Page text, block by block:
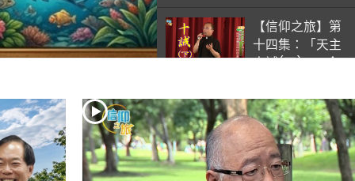
【信仰之旅】第
十四集：「天主
十誡(下)」—金
【信仰之旅】第
十三集：「天主
十誡(上)」—金
毓瑋 神父